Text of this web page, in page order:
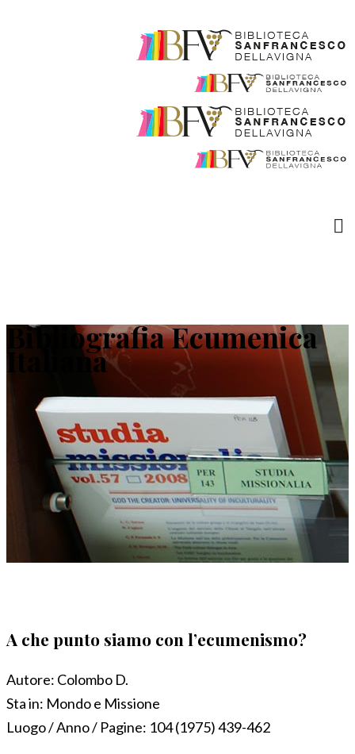
Bibliografia Ecumenica
Italiana
A che punto siamo con l’ecumenismo?
Autore: Colombo D.
Sta in: Mondo e Missione
Luogo / Anno / Pagine: 104 (1975) 439-462